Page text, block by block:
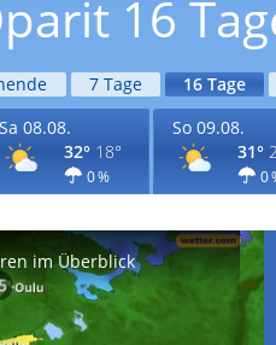
16
7 Tage 16 Tage
Sa 08.08.
32° 18°
0 %
So 09.08.
31°
0
im Überblick